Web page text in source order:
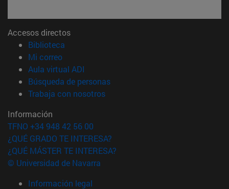
Accesos directos
Biblioteca
Mi correo(abre en nueva ventana)
Aula virtual ADI
Búsqueda de personas(abre en nueva ventana)
Trabaja con nosotros(abre en nueva ventana)
Información
TFNO +34 948 42 56 00
¿QUÉ GRADO TE INTERESA?
¿QUÉ MÁSTER TE INTERESA?
© Universidad de Navarra
Información legal